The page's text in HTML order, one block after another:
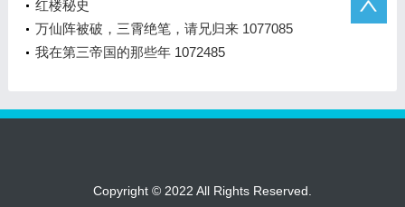
红楼秘史
万仙阵被破，三霄绝笔，请兄归来 1077085
我在第三帝国的那些年 1072485
Copyright © 2022 All Rights Reserved.